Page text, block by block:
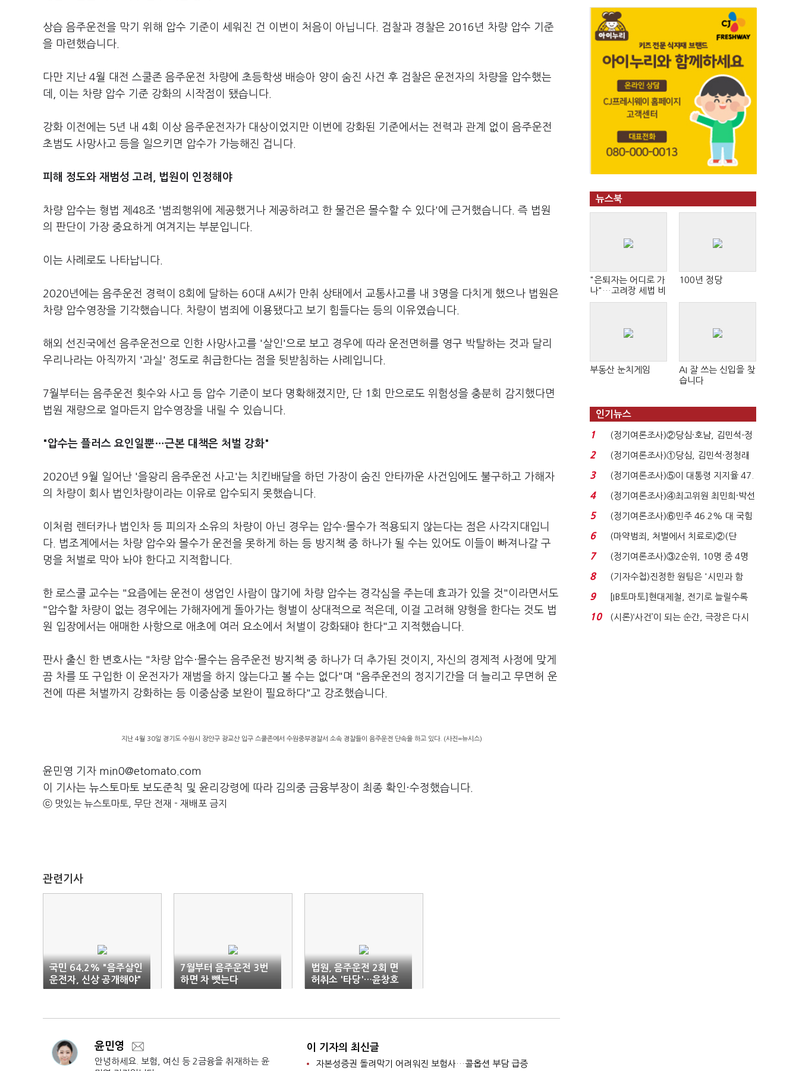
상습 음주운전을 막기 위해 압수 기준이 세워진 건 이번이 처음이 아닙니다. 검찰과 경찰은 2016년 차량 압수 기준
을 마련했습니다.
다만 지난 4월 대전 스쿨존 음주운전 차량에 초등학생 배승아 양이 숨진 사건 후 검찰은 운전자의 차량을 압수했는
데, 이는 차량 압수 기준 강화의 시작점이 됐습니다.
강화 이전에는 5년 내 4회 이상 음주운전자가 대상이었지만 이번에 강화된 기준에서는 전력과 관계 없이 음주운전
초범도 사망사고 등을 일으키면 압수가 가능해진 겁니다.
피해 정도와 재범성 고려, 법원이 인정해야
차량 압수는 형법 제48조 '범죄행위에 제공했거나 제공하려고 한 물건은 몰수할 수 있다'에 근거했습니다. 즉 법원
의 판단이 가장 중요하게 여겨지는 부분입니다.
이는 사례로도 나타납니다.
2020년에는 음주운전 경력이 8회에 달하는 60대 A씨가 만취 상태에서 교통사고를 내 3명을 다치게 했으나 법원은
차량 압수영장을 기각했습니다. 차량이 범죄에 이용됐다고 보기 힘들다는 등의 이유였습니다.
해외 선진국에선 음주운전으로 인한 사망사고를 '살인'으로 보고 경우에 따라 운전면허를 영구 박탈하는 것과 달리
우리나라는 아직까지 '과실' 정도로 취급한다는 점을 뒷받침하는 사례입니다.
7월부터는 음주운전 횟수와 사고 등 압수 기준이 보다 명확해졌지만, 단 1회 만으로도 위험성을 충분히 감지했다면
법원 재량으로 얼마든지 압수영장을 내릴 수 있습니다.
"압수는 플러스 요인일뿐…근본 대책은 처벌 강화"
2020년 9월 일어난 '을왕리 음주운전 사고'는 치킨배달을 하던 가장이 숨진 안타까운 사건임에도 불구하고 가해자
의 차량이 회사 법인차량이라는 이유로 압수되지 못했습니다.
이처럼 렌터카나 법인차 등 피의자 소유의 차량이 아닌 경우는 압수·몰수가 적용되지 않는다는 점은 사각지대입니
다. 법조계에서는 차량 압수와 몰수가 운전을 못하게 하는 등 방지책 중 하나가 될 수는 있어도 이들이 빠져나갈 구
멍을 처벌로 막아 놔야 한다고 지적합니다.
한 로스쿨 교수는 "요즘에는 운전이 생업인 사람이 많기에 차량 압수는 경각심을 주는데 효과가 있을 것"이라면서도
"압수할 차량이 없는 경우에는 가해자에게 돌아가는 형벌이 상대적으로 적은데, 이걸 고려해 양형을 한다는 것도 법
원 입장에서는 애매한 사항으로 애초에 여러 요소에서 처벌이 강화돼야 한다"고 지적했습니다.
판사 출신 한 변호사는 "차량 압수·몰수는 음주운전 방지책 중 하나가 더 추가된 것이지, 자신의 경제적 사정에 맞게
끔 차를 또 구입한 이 운전자가 재범을 하지 않는다고 볼 수는 없다"며 "음주운전의 정지기간을 더 늘리고 무면허 운
전에 따른 처벌까지 강화하는 등 이중삼중 보완이 필요하다"고 강조했습니다.
지난 4월 30일 경기도 수원시 장안구 광교산 입구 스쿨존에서 수원중부경찰서 소속 경찰들이 음주운전 단속을 하고 있다. (사진=뉴시스)
윤민영 기자 min0@etomato.com
이 기사는 뉴스토마토 보도준칙 및 윤리강령에 따라 김의중 금융부장이 최종 확인·수정했습니다.
ⓒ 맛있는 뉴스토마토, 무단 전재 - 재배포 금지
관련기사
국민 64.2% "음주살인
운전자, 신상 공개해야"
7월부터 음주운전 3번
하면 차 뺏는다
법원, 음주운전 2회 면
허취소 '타당'…윤창호
법 위헌과 무관
윤민영
안녕하세요. 보험, 여신 등 2금융을 취재하는 윤
이 기자의 최신글
자본성증권 돌려막기 어려워진 보험사…콜옵션 부담 급증
뉴스북
"은퇴자는 어디로 가
나"…고려장 세법 비
판 확산
100년 정당
부동산 눈치게임
AI 잘 쓰는 신입을 찾
습니다
인기뉴스
1
(정기여론조사)②당심·호남, 김민석-정
청래 '초접전'...
2
(정기여론조사)①당심, 김민석·정청래
'초접전'…대통령 ...
3
(정기여론조사)⑤이 대통령 지지율 47.
7%…일주일 만에 ...
4
(정기여론조사)④최고위원 최민희·박선
원 '양강'…서미...
5
(정기여론조사)⑥민주 46.2% 대 국힘
31.0%…오차범위 밖 ...
6
(마약범죄, 처벌에서 치료로)②(단
독)"마약은 전염병…여성...
7
(정기여론조사)③2순위, 10명 중 4명
'송영길'…정청래 '한 ...
8
(기자수첩)진정한 원팀은 '시민과 함
께'일 때 완성...
9
[IB토마토]현대제철, 전기로 늘릴수록
전기료 부담…저...
10
(시론)‘사건’이 되는 순간, 극장은 다시